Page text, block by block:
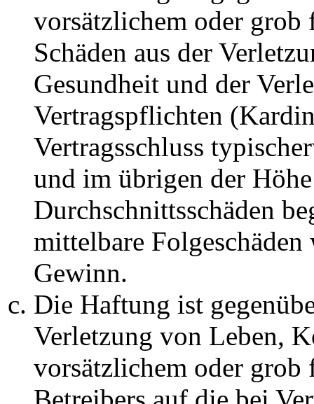
vorsätzlichem oder grob
Schäden aus der
Gesundheit und der
Vertragspflichten
Vertragsschluss
und im übrigen der
Durchschnittsschäden
mittelbare Folgeschäden
Gewinn.
Die Haftung ist
Verletzung von Leben,
vorsätzlichem oder grob